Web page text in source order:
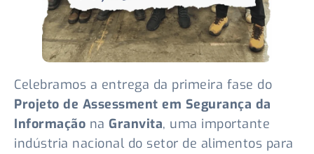
Celebramos a entrega da primeira fase do
Projeto de Assessment em Segurança da
Informação na Granvita, uma importante
indústria nacional do setor de alimentos para